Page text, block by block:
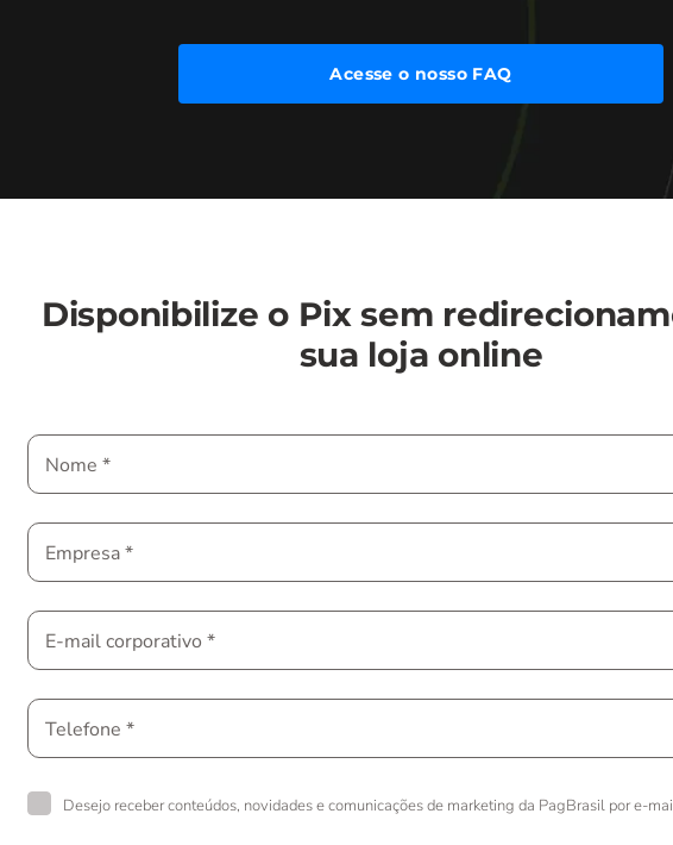
Acesse o nosso FAQ
Disponibilize o Pix sem
sua loja online
Nome *
Empresa *
E-mail corporativo *
Telefone *
Desejo receber conteúdos, novidades e comunicações de marketing da PagBrasil por e-